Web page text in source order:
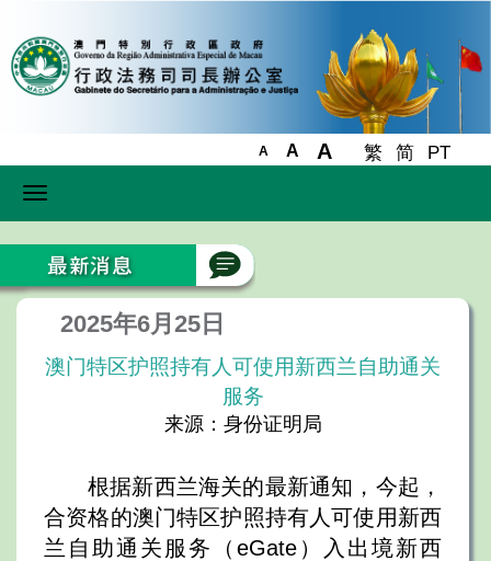
A A A 繁 简 PT
Toggle
2025年6月25日
澳门特区护照持有人可使用新西兰自助通关
服务
来源：身份证明局
根据新西兰海关的最新通知，今起，
合资格的澳门特区护照持有人可使用新西
兰自助通关服务（eGate）入出境新西